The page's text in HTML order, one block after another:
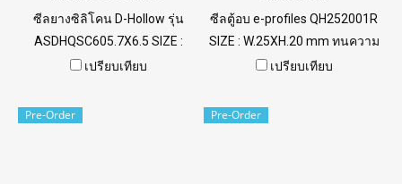
ซีลยางซิลิโคน D-Hollow รุ่น
ASDHQSC605.7X6.5 SIZE :
W.5.7 mm X H.6.5 mm ร่อง 2
ฟู้ดเกรด (FDA) พร้อมส่ง Tel:
เปรียบเทียบ
ซีลตู้อบ e-profiles QH252001R
SIZE : W.25XH.20 mm ทนความ
ร้อนสูงสุด 315 C ฟู้ดเกรด (FDA)
LINE@ : @ptiglobal
เปรียบเทียบ
Pre-Order Pre-Order